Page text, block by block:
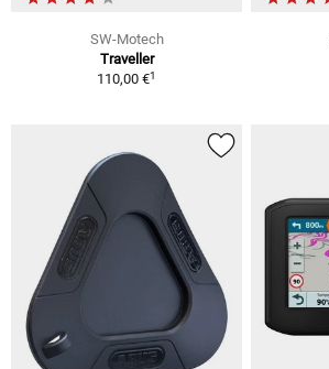
SW-Motech
Traveller
110,00 €1